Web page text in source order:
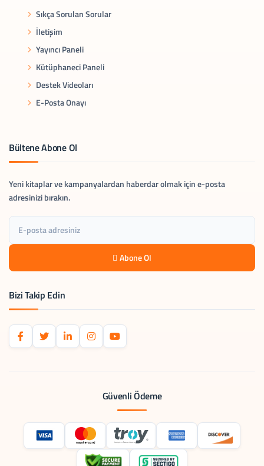
Sıkça Sorulan Sorular
İletişim
Yayıncı Paneli
Kütüphaneci Paneli
Destek Videoları
E-Posta Onayı
Bültene Abone Ol
Yeni kitaplar ve kampanyalardan haberdar olmak için e-posta
adresinizi bırakın.
Abone Ol
Bizi Takip Edin
Güvenli Ödeme